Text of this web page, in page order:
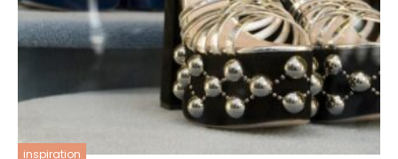
inspiration